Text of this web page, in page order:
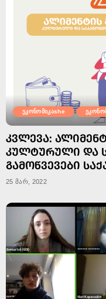
ეკონომიკაshe
ᲙᲕᲚᲔᲕᲐ:
ᲙᲣᲚᲢᲣᲠᲣᲚᲘ ᲓᲐ
ᲒᲐᲛᲝᲬᲕᲔᲕᲔᲑᲘ
25 მარ, 2022